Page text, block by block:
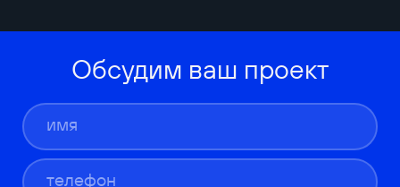
Обсудим ваш проект